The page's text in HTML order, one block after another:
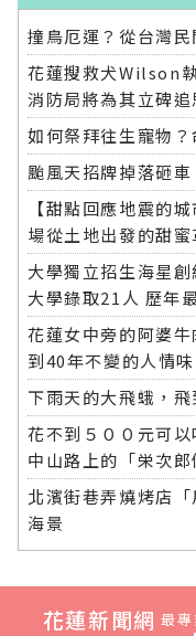
撞鳥厄運？從台灣
花蓮搜救犬Wilson
消防局將為其立碑追
如何祭拜往生寵物
颱風天招牌掉落砸
【甜點回應地震的
場從土地出發的甜蜜
大學獨立招生海星
大學錄取21人 歷年
花蓮女中旁的阿婆
到40年不變的人情味
下雨天的大飛蛾，
花不到５００元可
中山路上的「栄次郎
北濱街巷弄燒烤店
海景
花蓮新聞網 最